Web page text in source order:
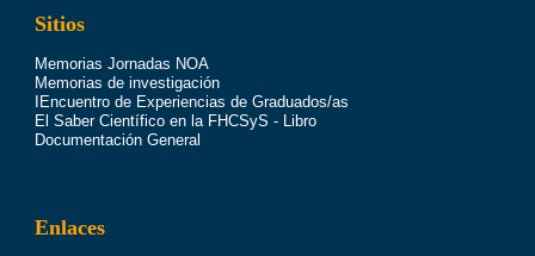
Sitios
Memorias Jornadas NOA
Memorias de investigación
IEncuentro de Experiencias de Graduados/as
El Saber Científico en la FHCSyS - Libro
Documentación General
Enlaces